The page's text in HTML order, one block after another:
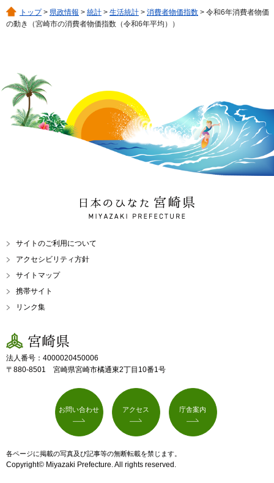
トップ> 県政情報 > 統計 > 生活統計 > 消費者物価指数 > 令和6年消費者物価
の動き（宮崎市の消費者物価指数（令和6年平均））
日本のひなた 宮崎県
MIYAZAKI PREFECTURE
サイトのご利用について
アクセシビリティ方針
サイトマップ
携帯サイト
リンク集
宮崎県
法人番号：4000020450006
〒880-8501 宮崎県宮崎市橘通東2丁目10番1号
お問い合わせ アクセス 庁舎案内
各ページに掲載の写真及び記事等の無断転載を禁じます。
Copyright© Miyazaki Prefecture. All rights reserved.